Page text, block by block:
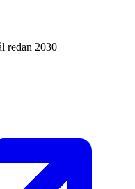
redan 2030